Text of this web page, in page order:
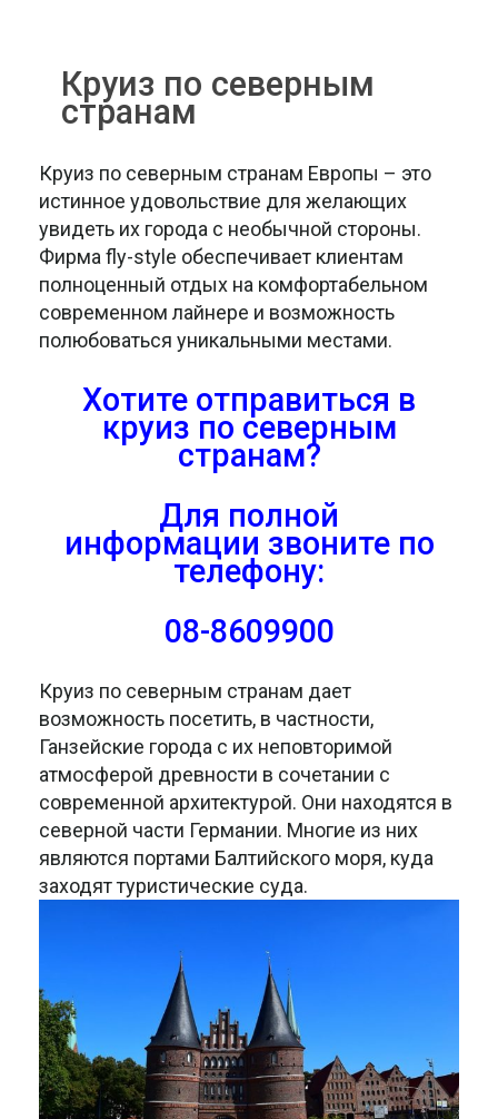
Круиз по северным
странам
Круиз по северным странам Европы – это
истинное удовольствие для желающих
увидеть их города с необычной стороны.
Фирма fly-style обеспечивает клиентам
полноценный отдых на комфортабельном
современном лайнере и возможность
полюбоваться уникальными местами.
Хотите отправиться в
круиз по северным
странам?
Для полной
информации звоните по
телефону:
08-8609900
Круиз по северным странам дает
возможность посетить, в частности,
Ганзейские города с их неповторимой
атмосферой древности в сочетании с
современной архитектурой. Они находятся в
северной части Германии. Многие из них
являются портами Балтийского моря, куда
заходят туристические суда.